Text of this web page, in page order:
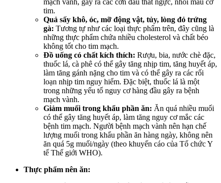
tim.
Quả sấy khô, óc, mỡ động vật, tủy, lòng đỏ trứng
gà: Tương tự như các loại thực phẩm trên, đây cũng là
những thực phẩm chứa nhiều cholesterol và chất béo
không tốt cho tim mạch.
Đồ uống có chất kích thích: Rượu, bia, nước chè đặc,
thuốc lá, cà phê có thể gây tăng nhịp tim, tăng huyết áp,
làm tăng gánh nặng cho tim và có thể gây ra các rối
loạn nhịp tim nguy hiểm. Đặc biệt, thuốc lá là một
trong những yếu tố nguy cơ hàng đầu gây ra bệnh
mạch vành.
Giảm muối trong khẩu phần ăn: Ăn quá nhiều muối
có thể gây tăng huyết áp, làm tăng nguy cơ mắc các
bệnh tim mạch. Người bệnh mạch vành nên hạn chế
lượng muối trong khẩu phần ăn hàng ngày, không nên
ăn quá 5g muối/ngày (theo khuyến cáo của Tổ chức Y
tế Thế giới WHO).
Thực phẩm nên ăn: